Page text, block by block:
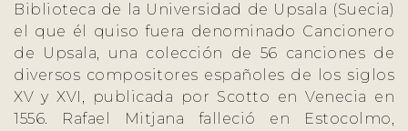
Biblioteca de la Universidad de Upsala (Suecia)
el que él quiso fuera denominado Cancionero
de Upsala, una colección de 56 canciones de
diversos compositores españoles de los siglos
XV y XVI, publicada por Scotto en Venecia en
1556. Rafael Mitjana falleció en Estocolmo,